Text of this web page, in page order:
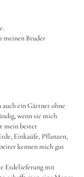
meinen Bruder
ein Gärtner ohne
wenn sie mich
mein bester
Einkaüfe, Pflanzen,
kennen mich gut
Erdelieferung mit